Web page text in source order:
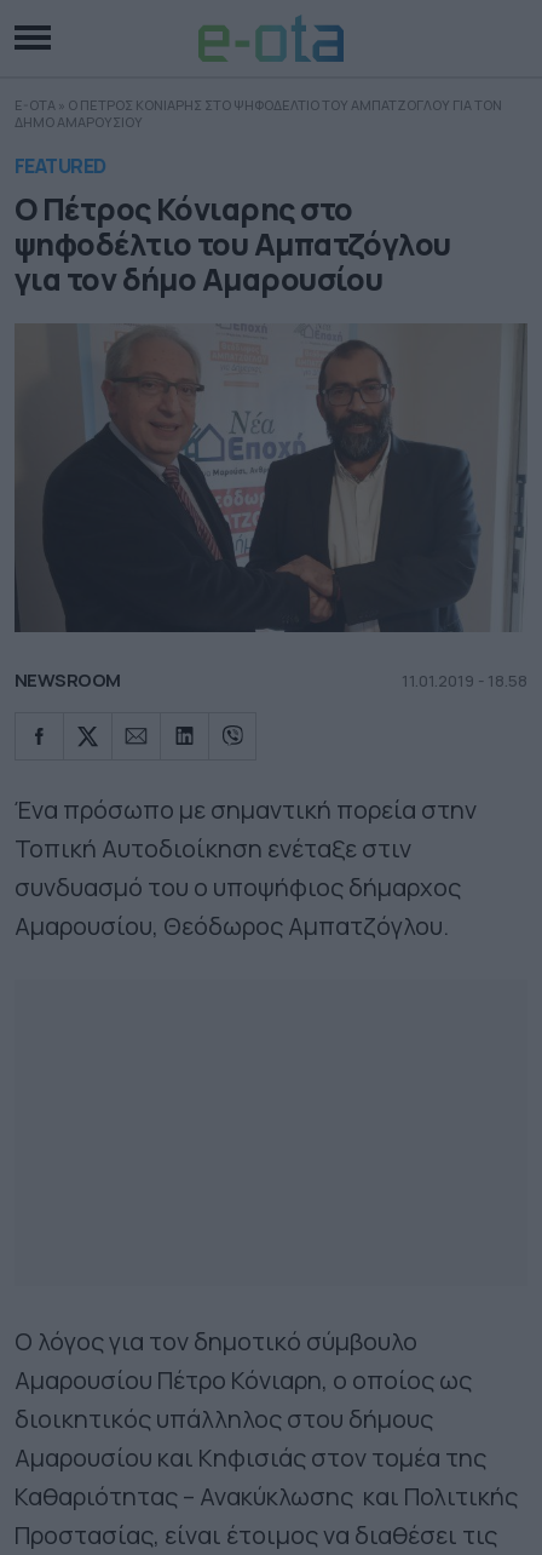
E-OTA » Ο ΠΕΤΡΟΣ ΚΟΝΙΑΡΗΣ ΣΤΟ ΨΗΦΟΔΕΛΤΙΟ ΤΟΥ ΑΜΠΑΤΖΟΓΛΟΥ ΓΙΑ ΤΟΝ
ΔΗΜΟ ΑΜΑΡΟΥΣΙΟΥ
FEATURED
Ο Πέτρος Κόνιαρης στο
ψηφοδέλτιο του Αμπατζόγλου
για τον δήμο Αμαρουσίου
NEWSROOM 11.01.2019 - 18.58
Ένα πρόσωπο με σημαντική πορεία στην
Τοπική Αυτοδιοίκηση ενέταξε στιν
συνδυασμό του ο υποψήφιος δήμαρχος
Αμαρουσίου, Θεόδωρος Αμπατζόγλου.
Ο λόγος για τον δημοτικό σύμβουλο
Αμαρουσίου Πέτρο Κόνιαρη, ο οποίος ως
διοικητικός υπάλληλος στου δήμους
Αμαρουσίου και Κηφισιάς στον τομέα της
Καθαριότητας – Ανακύκλωσης και Πολιτικής
Προστασίας, είναι έτοιμος να διαθέσει τις